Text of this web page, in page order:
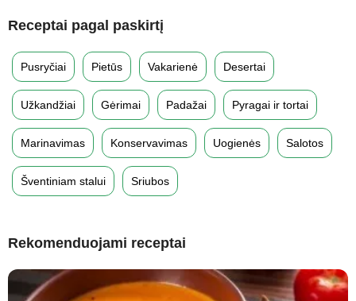
Receptai pagal paskirtį
Pusryčiai Pietūs Vakarienė Desertai
Užkandžiai Gėrimai Padažai Pyragai ir tortai
Marinavimas Konservavimas Uogienės Salotos
Šventiniam stalui Sriubos
Rekomenduojami receptai